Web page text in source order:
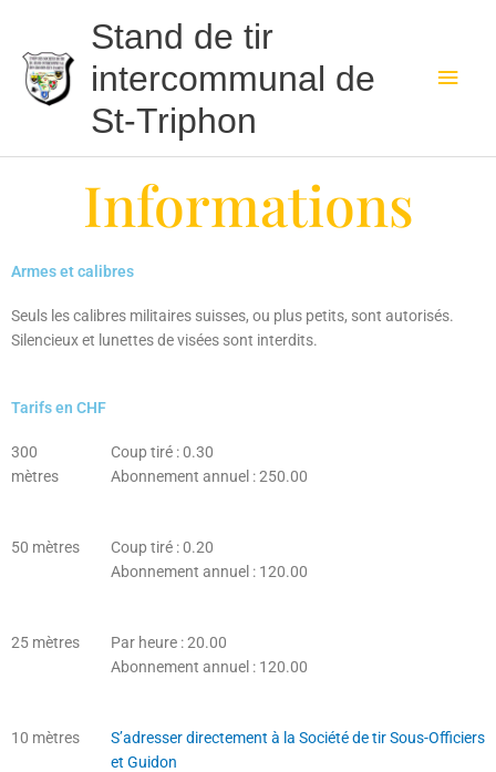
contenu
Stand de tir
intercommunal de
St-Triphon
Informations
Armes et calibres
Seuls les calibres militaires suisses, ou plus petits, sont autorisés.
Silencieux et lunettes de visées sont interdits.
Tarifs en CHF
300
mètres
Coup tiré : 0.30
Abonnement annuel : 250.00
50 mètres
Coup tiré : 0.20
Abonnement annuel : 120.00
25 mètres
Par heure : 20.00
Abonnement annuel : 120.00
10 mètres
S’adresser directement à la Société de tir Sous-Officiers
et Guidon